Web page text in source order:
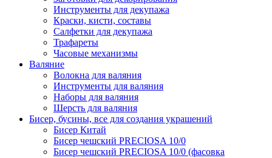
Инструменты для декупажа
Краски, кисти, составы
Салфетки для декупажа
Трафареты
Часовые механизмы
Валяние
Волокна для валяния
Инструменты для валяния
Наборы для валяния
Шерсть для валяния
Бисер, бусины, все для создания украшений
Бисер Китай
Бисер чешский PRECIOSA 10/0
Бисер чешский PRECIOSA 10/0 (фасовка